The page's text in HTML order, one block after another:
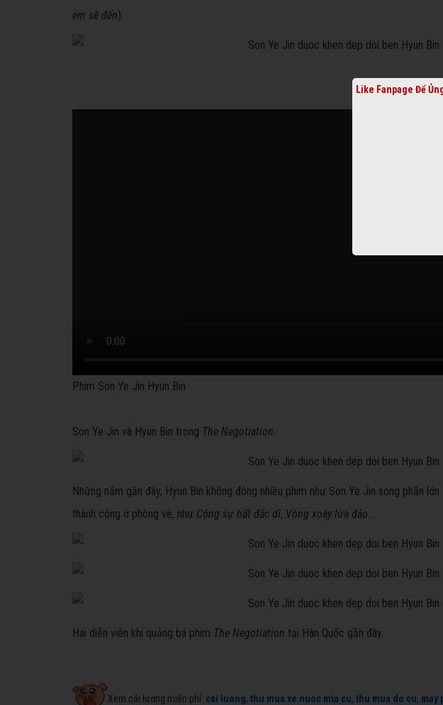
em sẽ đến).
Phim Son Ye Jin Hyun Bin
Son Ye Jin và Hyun Bin trong The Negotiation.
Những năm gần đây, Hyun Bin không đóng nhiều phim như Son Ye Jin song phần
thành công ở phòng vé, như Cộng sự bất đắc dĩ, Vòng xoáy lừa đảo...
Hai diễn viên khi quảng bá phim The Negotiation tại Hàn Quốc gần đây.
Xem cải lương miễn phí: cai luong, thu mua xe nuoc mia cu, thu mua do cu, may
Like Fanpage Để